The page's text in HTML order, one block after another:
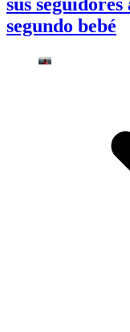
sus
segundo bebé